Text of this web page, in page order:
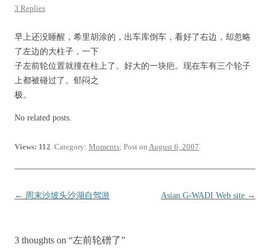
3 Replies
早上还没睡醒，希里胡涂的，出车库倒车，看好了右边，却忽略
了左边的大柱子，一下
子左前轮位置就撞在柱上了。好大的一块疤。现在车有三个轮子
上都被碰过了。郁闷之
极。
No related posts.
Views: 112. Category: Moments; Post on August 6, 2007.
Post
← 周末沙坡头沙湖自驾游 Asian G-WADI Web site →
3 thoughts on “左前轮磳了”